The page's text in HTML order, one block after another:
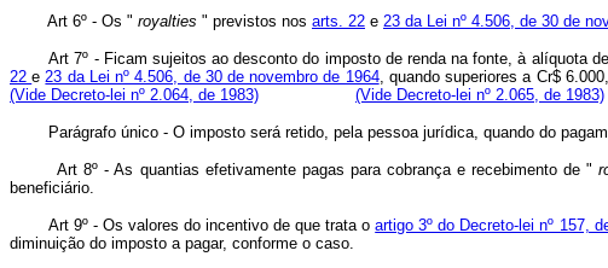
Art 6º - Os " royalties " previstos nos arts. 22 e 23 da Lei nº 4.506, de 30 de
Art 7º - Ficam sujeitos ao desconto do imposto de renda na fonte, à alíquota
22e 23 da Lei nº 4.506, de 30 de novembro de 1964, quando superiores a Cr$
(Vide Decreto-lei nº 2.064, de 1983)
(Vide Decreto-lei nº 2.065, de 1983)
Parágrafo único - O imposto será retido, pela pessoa jurídica, quando do
Art 8º - As quantias efetivamente pagas para cobrança e recebimento de "
beneficiário.
Art 9º - Os valores do incentivo de que trata oartigo 3º do Decreto-lei nº 157,
diminuição do imposto a pagar, conforme o caso.